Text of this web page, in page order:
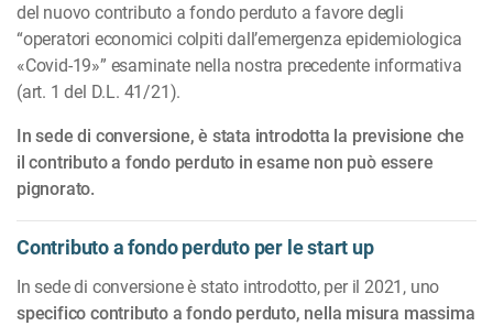
del nuovo contributo a fondo perduto a favore degli
“operatori economici colpiti dall’emergenza epidemiologica
«Covid-19»” esaminate nella nostra precedente informativa
(art. 1 del D.L. 41/21).
In sede di conversione, è stata introdotta la previsione che
il contributo a fondo perduto in esame non può essere
pignorato.
Contributo a fondo perduto per le start up
In sede di conversione è stato introdotto, per il 2021, uno
specifico contributo a fondo perduto, nella misura massima